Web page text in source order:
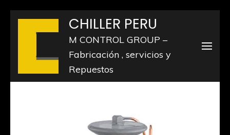
Saltar
(presiona
CHILLER PERU
M CONTROL GROUP –
Fabricación , servicios y
Repuestos